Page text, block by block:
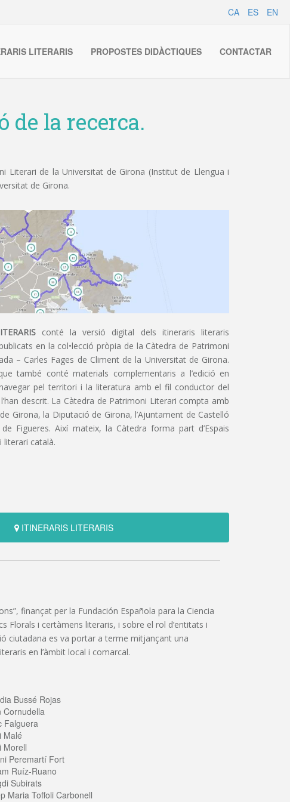
CA ES EN
LITERARIS PROPOSTES DIDÀCTIQUES CONTACTAR
la recerca.
Literari de la Universitat de Girona (Institut de Llengua i
de Girona.
conté la versió digital dels itineraris literaris
en la col•lecció pròpia de la Càtedra de Patrimoni
– Carles Fages de Climent de la Universitat de Girona.
també conté materials complementaris a l’edició en
pel territori i la literatura amb el fil conductor del
descrit. La Càtedra de Patrimoni Literari compta amb
Girona, la Diputació de Girona, l’Ajuntament de Castelló
de Figueres. Així mateix, la Càtedra forma part d’Espais
literari català.
ITINERARIS LITERARIS
finançat per la Fundación Española para la Ciencia
Florals i certàmens literaris, i sobre el rol d’entitats i
ciutadana es va portar a terme mitjançant una
en l’àmbit local i comarcal.
Bussé Rojas
Cornudella
Falguera
Malé
Morell
Peremartí Fort
Ruíz-Ruano
Subirats
Maria Toffoli Carbonell